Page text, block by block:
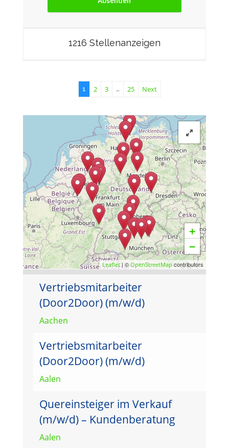
1216 Stellenanzeigen
1 2 3 … 25 Next
+
−
Leaflet| ©OpenStreetMap contributors
Vertriebsmitarbeiter
(Door2Door) (m/w/d)
Aachen
Vertriebsmitarbeiter
(Door2Door) (m/w/d)
Aalen
Quereinsteiger im Verkauf
(m/w/d) – Kundenberatung
Aalen